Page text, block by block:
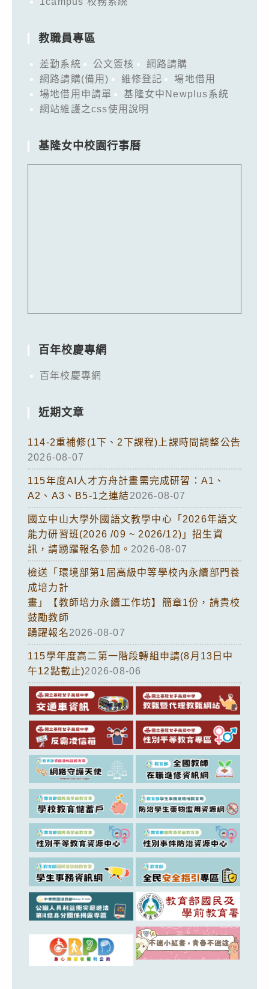
教職員專區
差勤系統 公文簽核
網路請購
網路請購(備用)
維修登記
場地借用
場地借用申請單
基隆女中Newplus系統
網站維護之css使用說明
基隆女中校園行事曆
百年校慶專網
百年校慶專網
近期文章
114-2重補修(1下、2下課程)上課時間調整公告
2026-08-07
115年度AI人才方舟計畫需完成研習：A1、
A2、A3、B5-1之連結2026-08-07
國立中山大學外國語文教學中心「2026年語文
能力研習班(2026 /09 ~ 2026/12)」招生資
訊，請踴躍報名參加。 2026-08-07
檢送「環境部第1屆高級中等學校內永續部門養
成培力計
畫」【教師培力永續工作坊】簡章1份，請貴校
鼓勵教師
踴躍報名2026-08-07
115學年度高二第一階段轉組申請(8月13日中
午12點截止)2026-08-06